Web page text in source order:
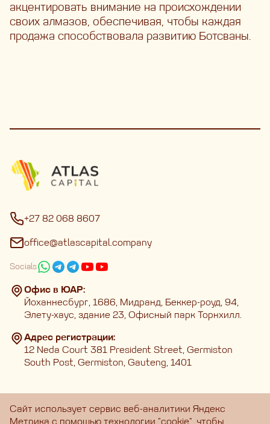
акцентировать внимание на происхождении
своих алмазов, обеспечивая, чтобы каждая
продажа способствовала развитию Ботсваны.
+27 82 068 8607
office@atlascapital.company
Socials
Офис в ЮАР:
Йоханнесбург, 1686, Мидранд, Беккер-роуд, 94,
Элету-хаус, здание 23, Офисный парк Торнхилл.
Адрес регистрации:
12 Neda Court 381 President Street, Germiston
South Post, Germiston, Gauteng, 1401
ГлавнаяУслугиПолезные материалыО насЛичный кабинет
Сайт использует сервис веб-аналитики Яндекс
Метрика с помощью технологии "cookie", чтобы